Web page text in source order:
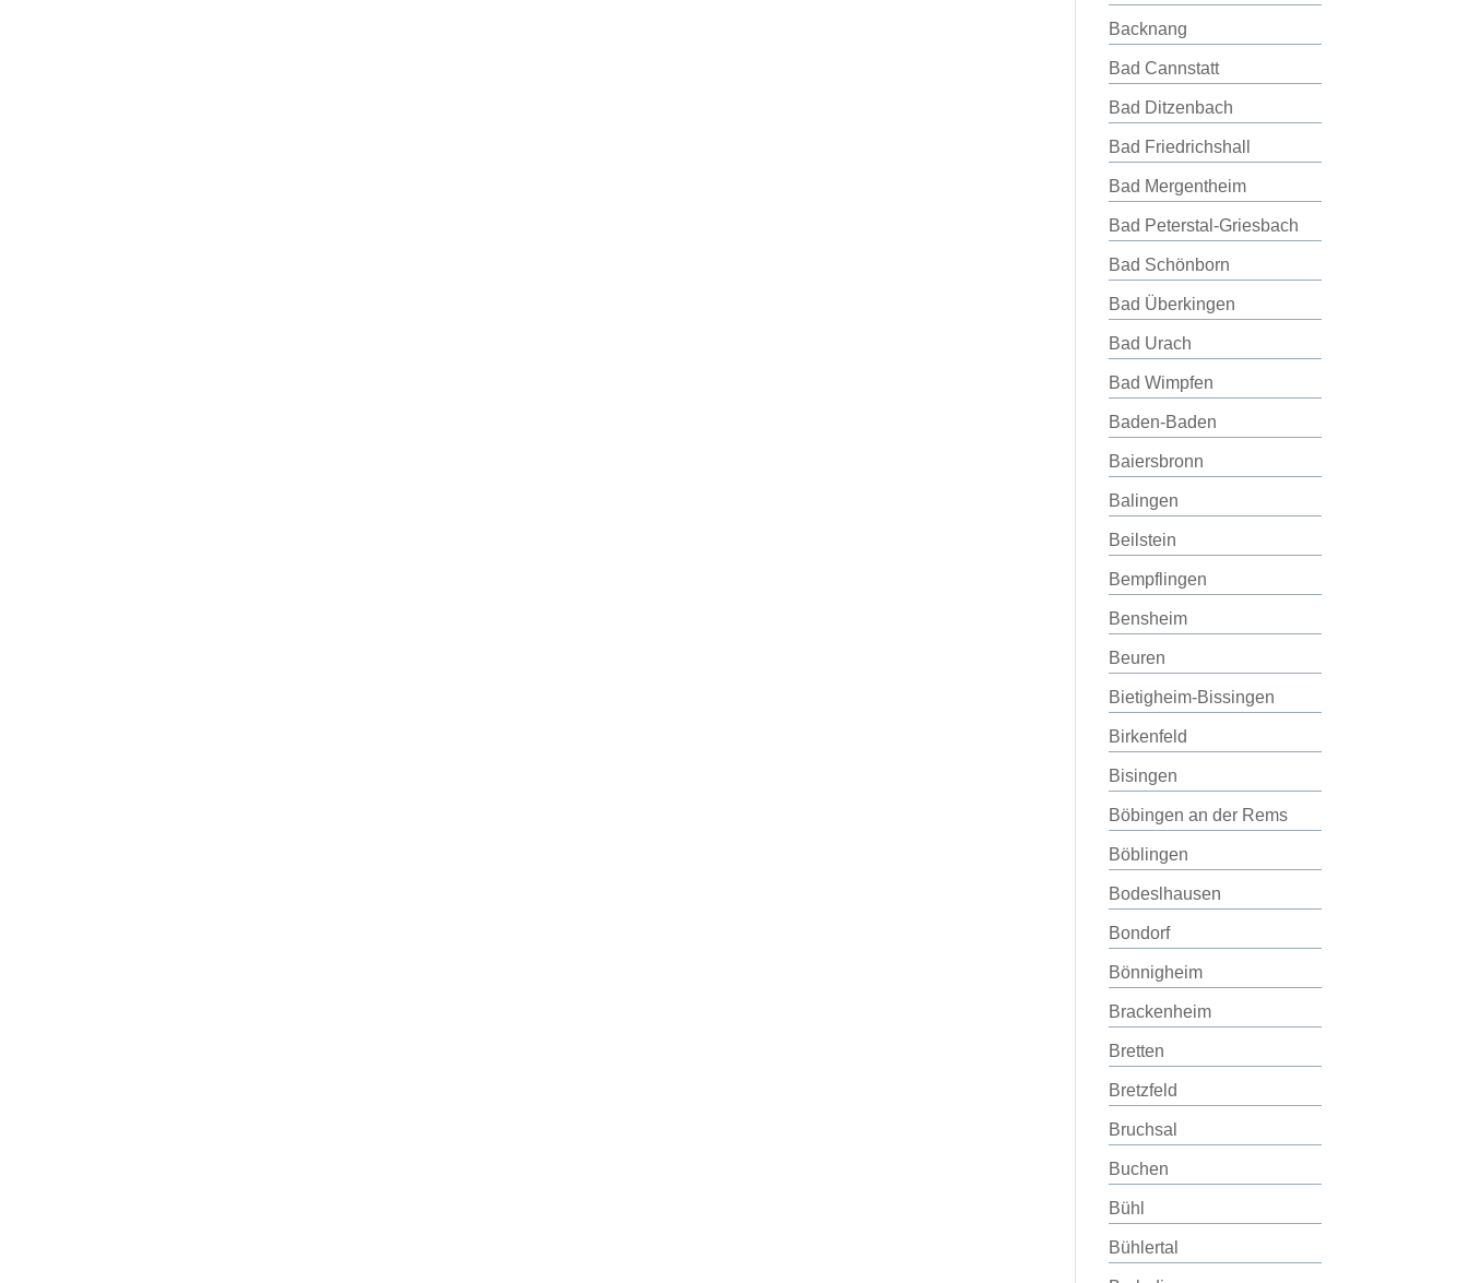
Backnang
Bad Cannstatt
Bad Ditzenbach
Bad Friedrichshall
Bad Mergentheim
Bad Peterstal-Griesbach
Bad Schönborn
Bad Überkingen
Bad Urach
Bad Wimpfen
Baden-Baden
Baiersbronn
Balingen
Beilstein
Bempflingen
Bensheim
Beuren
Bietigheim-Bissingen
Birkenfeld
Bisingen
Böbingen an der Rems
Böblingen
Bodeslhausen
Bondorf
Bönnigheim
Brackenheim
Bretten
Bretzfeld
Bruchsal
Buchen
Bühl
Bühlertal